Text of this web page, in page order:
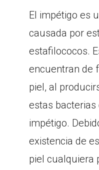
El impétigo es
causada por
estafilococos.
encuentran de
piel, al
estas
impétigo.
existencia de
piel cualquiera